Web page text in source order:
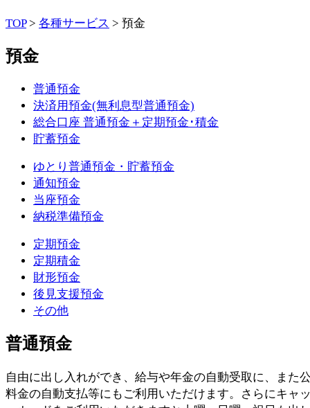
TOP> 各種サービス > 預金
預金
普通預金
決済用預金(無利息型普通預金)
総合口座 普通預金＋定期預金･積金
貯蓄預金
ゆとり普通預金・貯蓄預金
通知預金
当座預金
納税準備預金
定期預金
定期積金
財形預金
後見支援預金
その他
普通預金
自由に出し入れができ、給与や年金の自動受取に、また
料金の自動支払等にもご利用いただけます。さらにキャ